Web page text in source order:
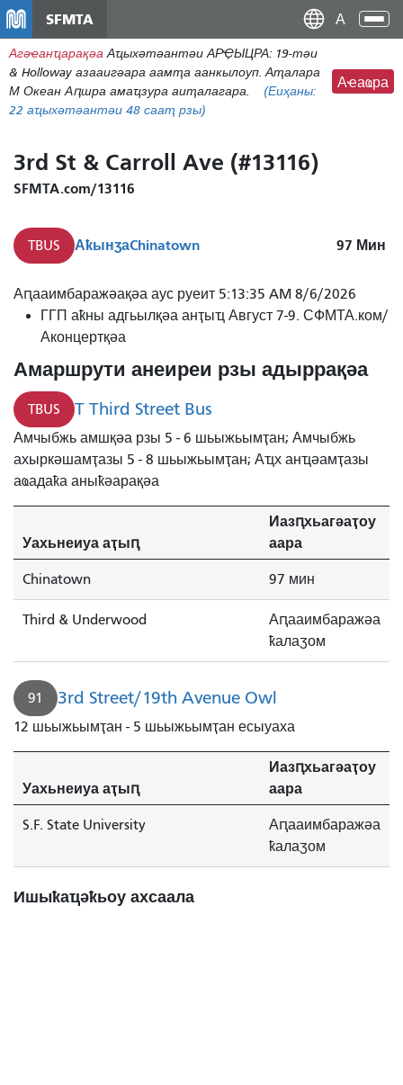
콘
텐
츠
로
너
SFMTA
Агәҽанҵарақәа Аҵыхәтәантәи АРҾЫЦРА: 19-тәи
& Holloway азааигәара аамҭа аанкылоуп. Аҭалара
М Океан Аԥшра амаҵзура аиҭалагара.
(Еиҳаны:
22 аҵыхәтәантәи 48 сааҭ рзы)
Аҽаҩра
3rd St & Carroll Ave (#13116)
SFMTA.com/13116
TBUS АҟынӡаChinatown 97 Мин
Аԥааимбаражәақәа аус руеит 5:13:35 AM 8/6/2026
ГГП аҟны адгьылқәа анҭыҵ Август 7-9. СФМТА.ком/
Аконцертқәа
Амаршрути анеиреи рзы адыррақәа
TBUS T Third Street Bus
Амчыбжь амшқәа рзы 5 - 6 шьыжьымҭан; Амчыбжь
ахыркәшамҭазы 5 - 8 шьыжьымҭан; Аҵх анҵәамҭазы
аҩадаҟа аныҟәарақәа
Уахьнеиуа аҭыԥ
Иазԥхьагәаҭоу
аара
Chinatown 97 мин
Third & Underwood
Аԥааимбаражәа
ҟалаӡом
91 3rd Street/19th Avenue Owl
12 шьыжьымҭан - 5 шьыжьымҭан есыуаха
Уахьнеиуа аҭыԥ
Иазԥхьагәаҭоу
аара
S.F. State University
Аԥааимбаражәа
ҟалаӡом
Ишыҟаҵәҟьоу ахсаала